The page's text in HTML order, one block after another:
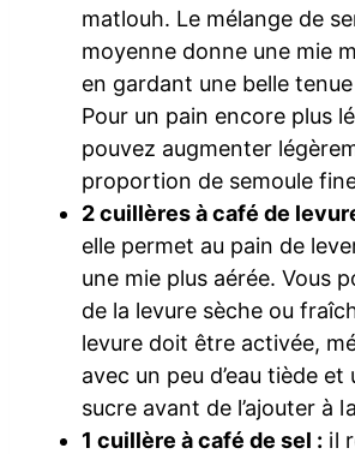
matlouh. Le mélange de
moyenne donne une mie
en gardant une belle
Pour un pain encore plus
pouvez augmenter
proportion de semoule
2 cuillères à café de
elle permet au pain de
une mie plus aérée. Vous
de la levure sèche ou
levure doit être activée,
avec un peu d’eau tiède
sucre avant de l’ajouter à
1 cuillère à café de sel : il